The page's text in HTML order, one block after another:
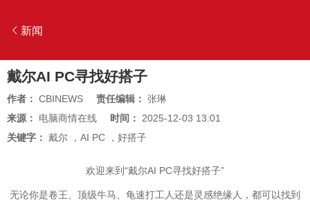
新闻
戴尔AI PC寻找好搭子
作者： CBINEWS 责任编辑： 张琳
来源： 电脑商情在线 时间： 2025-12-03 13:01
关键字： 戴尔 ， AI PC ， 好搭子
欢迎来到“戴尔AI PC寻找好搭子”
无论你是卷王、顶级牛马、龟速打工人还是灵感绝缘人，都可以找到